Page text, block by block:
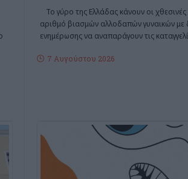
Το γύρο της Ελλάδας κάνουν οι χθεσινές
αριθμό βιασμών αλλοδαπών γυναικών με
ενημέρωσης να αναπαράγουν τις
7 Αυγούστου 2026